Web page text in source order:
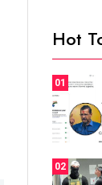
Hot
01
02